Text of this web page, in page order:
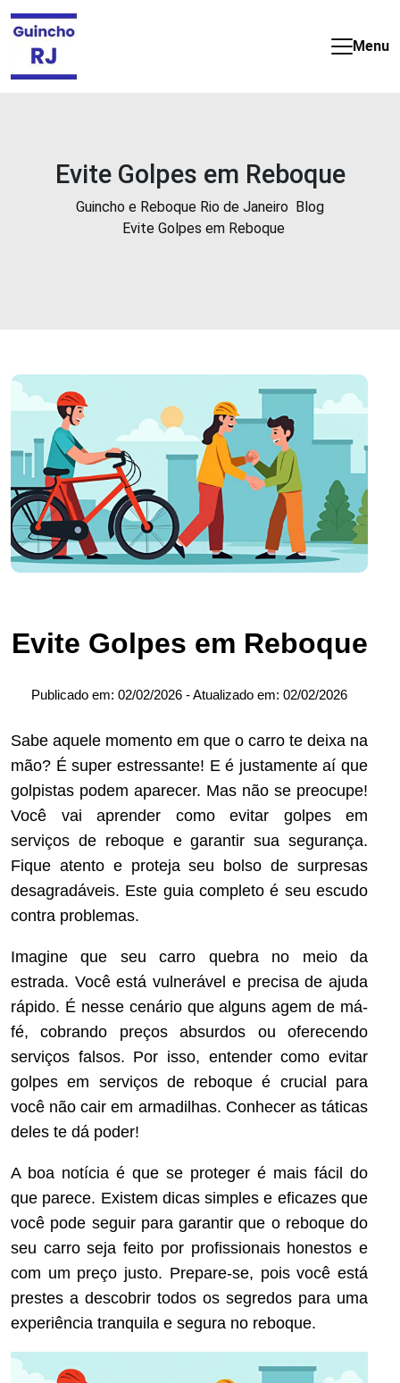
Guincho
no
de
Menu
Evite Golpes em Reboque
Guincho e Reboque Rio de Janeiro Blog
Evite Golpes em Reboque
Evite Golpes em Reboque
Publicado em: 02/02/2026 - Atualizado em: 02/02/2026
Sabe aquele momento em que o carro te deixa na
mão? É super estressante! E é justamente aí que
golpistas podem aparecer. Mas não se preocupe!
Você vai aprender como evitar golpes em
serviços de reboque e garantir sua segurança.
Fique atento e proteja seu bolso de surpresas
desagradáveis. Este guia completo é seu escudo
contra problemas.
Imagine que seu carro quebra no meio da
estrada. Você está vulnerável e precisa de ajuda
rápido. É nesse cenário que alguns agem de má-
fé, cobrando preços absurdos ou oferecendo
serviços falsos. Por isso, entender como evitar
golpes em serviços de reboque é crucial para
você não cair em armadilhas. Conhecer as táticas
deles te dá poder!
A boa notícia é que se proteger é mais fácil do
que parece. Existem dicas simples e eficazes que
você pode seguir para garantir que o reboque do
seu carro seja feito por profissionais honestos e
com um preço justo. Prepare-se, pois você está
prestes a descobrir todos os segredos para uma
experiência tranquila e segura no reboque.